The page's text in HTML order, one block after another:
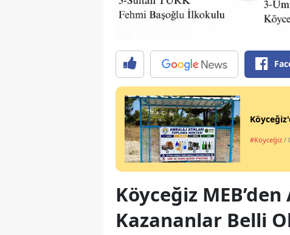
#Köyceğiz /
Köyceğiz
Kazananlar Belli